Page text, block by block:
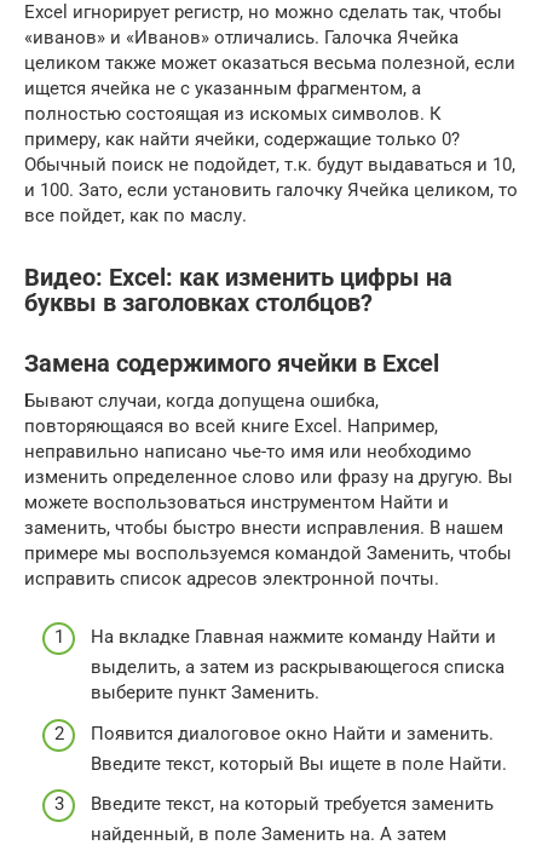
Excel игнорирует регистр, но можно сделать так, чтобы
«иванов» и «Иванов» отличались. Галочка Ячейка
целиком также может оказаться весьма полезной, если
ищется ячейка не с указанным фрагментом, а
полностью состоящая из искомых символов. К
примеру, как найти ячейки, содержащие только 0?
Обычный поиск не подойдет, т.к. будут выдаваться и 10,
и 100. Зато, если установить галочку Ячейка целиком, то
все пойдет, как по маслу.
Видео: Excel: как изменить цифры на
буквы в заголовках столбцов?
Замена содержимого ячейки в Excel
Бывают случаи, когда допущена ошибка,
повторяющаяся во всей книге Excel. Например,
неправильно написано чье-то имя или необходимо
изменить определенное слово или фразу на другую. Вы
можете воспользоваться инструментом Найти и
заменить, чтобы быстро внести исправления. В нашем
примере мы воспользуемся командой Заменить, чтобы
исправить список адресов электронной почты.
На вкладке Главная нажмите команду Найти и
выделить, а затем из раскрывающегося списка
выберите пункт Заменить.
Появится диалоговое окно Найти и заменить.
Введите текст, который Вы ищете в поле Найти.
Введите текст, на который требуется заменить
найденный, в поле Заменить на. А затем